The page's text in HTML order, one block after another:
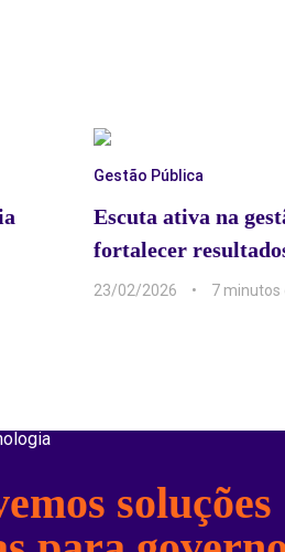
Gestão Pública
Escuta ativa na
fortalecer
23/02/2026 7 min
soluções